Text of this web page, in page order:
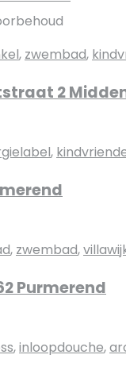
, zwembad,
2
,
, zwembad,
Purmerend
,inloopdouche,